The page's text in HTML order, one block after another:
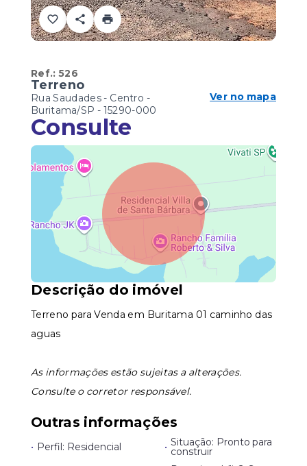
Ref.:526
Terreno
Rua Saudades - Centro -
Buritama/SP - 15290-000
Ver no mapa
Consulte
Descrição do imóvel
Terreno para Venda em Buritama 01 caminho das
aguas
As informações estão sujeitas a alterações.
Consulte o corretor responsável.
Outras informações
• Perfil: Residencial • Situação: Pronto para
construir